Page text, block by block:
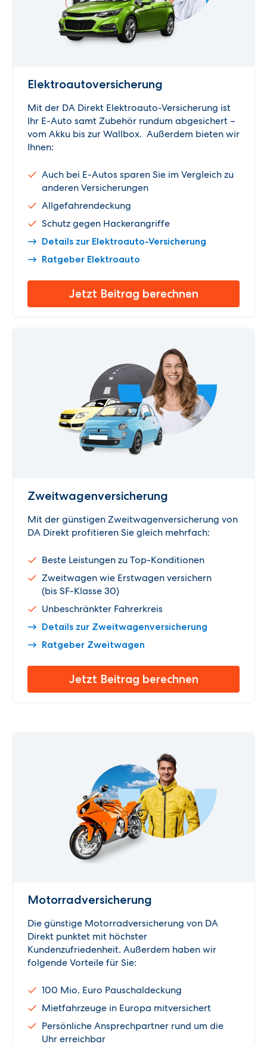
Elektroauto­versicherung
Mit der DA Direkt Elektroauto-Versicherung ist
Ihr E-Auto samt Zubehör rundum abgesichert –
vom Akku bis zur Wallbox. Außerdem bieten wir
Ihnen:
Auch bei E-Autos sparen Sie im Vergleich zu
anderen Versicherungen
Allgefahrendeckung
Schutz gegen Hackerangriffe
Details zur Elektroauto-Versicherung
Ratgeber Elektroauto
Jetzt Beitrag berechnen
Zweitwagenversicherung
Mit der günstigen Zweitwagenversicherung von
DA Direkt profitieren Sie gleich mehrfach:
Beste Leistungen zu Top-Konditionen
Zweitwagen wie Erstwagen versichern
(bis SF-Klasse 30)
Unbeschränkter Fahrerkreis
Details zur Zweitwagenversicherung
Ratgeber Zweitwagen
Jetzt Beitrag berechnen
Motorrad­versicherung
Die günstige Motorradversicherung von DA
Direkt punktet mit höchster
Kundenzufriedenheit. Außerdem haben wir
folgende Vorteile für Sie:
100 Mio. Euro Pauschaldeckung
Mietfahrzeuge in Europa mitversichert
Persönliche Ansprechpartner rund um die
Uhr erreichbar